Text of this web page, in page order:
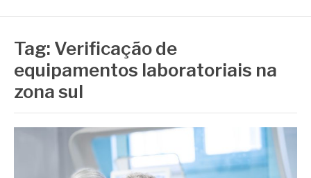
Tag: Verificação de
equipamentos laboratoriais na
zona sul